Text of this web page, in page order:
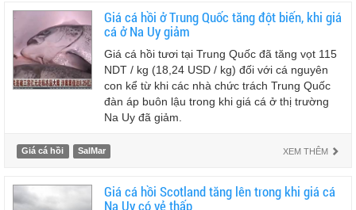
Giá cá hồi ở Trung Quốc tăng đột biến, khi giá
cá ở Na Uy giảm
Giá cá hồi tươi tại Trung Quốc đã tăng vọt 115
NDT / kg (18,24 USD / kg) đối với cá nguyên
con kể từ khi các nhà chức trách Trung Quốc
đàn áp buôn lậu trong khi giá cá ở thị trường
Na Uy đã giảm.
Giá cá hồi SalMar XEM THÊM
Giá cá hồi Scotland tăng lên trong khi giá cá
Na Uy có vẻ thấp